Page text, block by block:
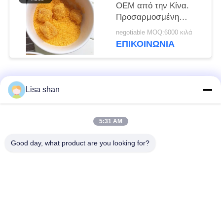
OEM από την Κίνα.
Προσαρμοσμένη
φόρμουλα και ιδιωτική
ετικέτα.
negotiable MOQ:6000 κιλά
ΕΠΙΚΟΙΝΩΝΊΑ
Λαϊκή κατηγορία
ιαπωνικά crumbs
Lisa shan
5:31 AM
Good day, what product are you looking for?